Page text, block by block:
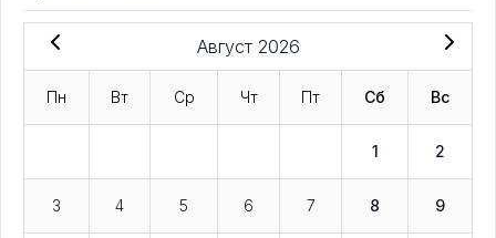
Август 2026
Пн Вт Ср Чт Пт Сб Вс
1 2
3 4 5 6 7 8 9